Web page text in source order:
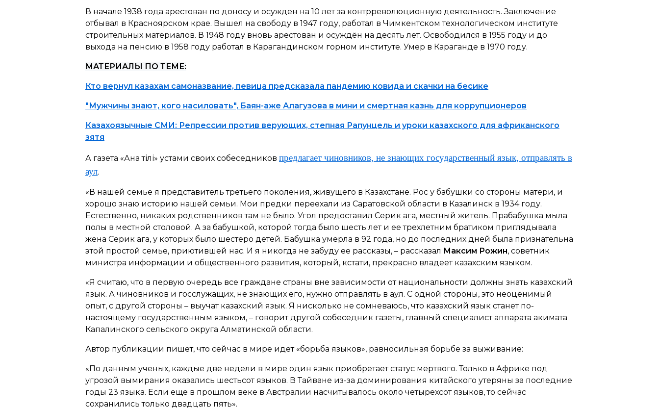
В начале 1938 года арестован по доносу и осужден на 10 лет за контрреволюционную деятельность. Заключение
отбывал в Красноярском крае. Вышел на свободу в 1947 году, работал в Чимкентском технологическом институте
строительных материалов. В 1948 году вновь арестован и осуждён на десять лет. Освободился в 1955 году и до
выхода на пенсию в 1958 году работал в Карагандинском горном институте. Умер в Караганде в 1970 году.
МАТЕРИАЛЫ ПО ТЕМЕ:
Кто вернул казахам самоназвание, певица предсказала пандемию ковида и скачки на бесике
"Мужчины знают, кого насиловать", Баян-аже Алагузова в мини и смертная казнь для коррупционеров
Казахоязычные СМИ: Репрессии против верующих, степная Рапунцель и уроки казахского для африканского
зятя
А газета «Ана тілі» устами своих собеседников предлагает чиновников, не знающих государственный язык, отправлять в
аул.
«В нашей семье я представитель третьего поколения, живущего в Казахстане. Рос у бабушки со стороны матери, и
хорошо знаю историю нашей семьи. Мои предки переехали из Саратовской области в Казалинск в 1934 году.
Естественно, никаких родственников там не было. Угол предоставил Серик ага, местный житель. Прабабушка мыла
полы в местной столовой. А за бабушкой, которой тогда было шесть лет и ее трехлетним братиком приглядывала
жена Серик ага, у которых было шестеро детей. Бабушка умерла в 92 года, но до последних дней была признательна
этой простой семье, приютившей нас. И я никогда не забуду ее рассказы, – рассказал Максим Рожин, советник
министра информации и общественного развития, который, кстати, прекрасно владеет казахским языком.
«Я считаю, что в первую очередь все граждане страны вне зависимости от национальности должны знать казахский
язык. А чиновников и госслужащих, не знающих его, нужно отправлять в аул. С одной стороны, это неоценимый
опыт, с другой стороны – выучат казахский язык. Я нисколько не сомневаюсь, что казахский язык станет по-
настоящему государственным языком, – говорит другой собеседник газеты, главный специалист аппарата акимата
Капалинского сельского округа Алматинской области.
Автор публикации пишет, что сейчас в мире идет «борьба языков», равносильная борьбе за выживание:
«По данным ученых, каждые две недели в мире один язык приобретает статус мертвого. Только в Африке под
угрозой вымирания оказались шестьсот языков. В Тайване из-за доминирования китайского утеряны за последние
годы 23 языка. Если еще в прошлом веке в Австралии насчитывалось около четырехсот языков, то сейчас
сохранились только двадцать пять».